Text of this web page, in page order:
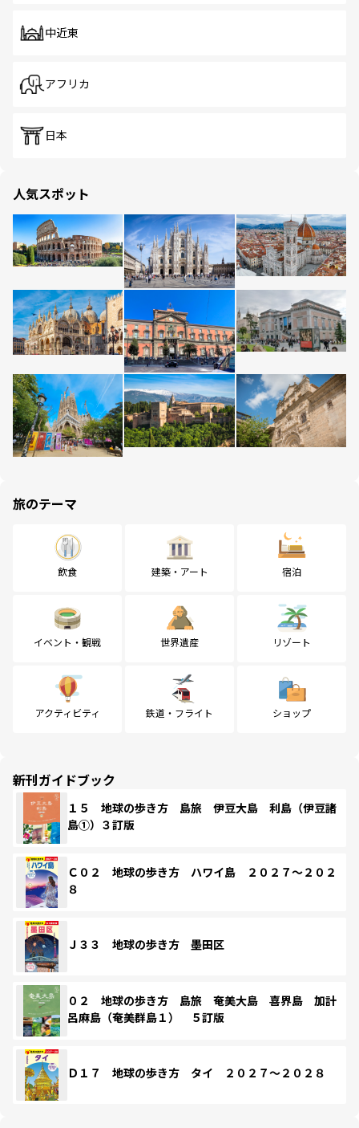
中近東
アフリカ
日本
人気スポット
旅のテーマ
飲食 建築・アート 宿泊
イベント・観戦 世界遺産 リゾート
アクティビティ 鉄道・フライト ショップ
新刊ガイドブック
１５ 地球の歩き方 島旅 伊豆大島 利島（伊豆諸
島①）３訂版
Ｃ０２ 地球の歩き方 ハワイ島 ２０２７～２０２
８
Ｊ３３ 地球の歩き方 墨田区
０２ 地球の歩き方 島旅 奄美大島 喜界島 加計
呂麻島（奄美群島１） ５訂版
Ｄ１７ 地球の歩き方 タイ ２０２７～２０２８